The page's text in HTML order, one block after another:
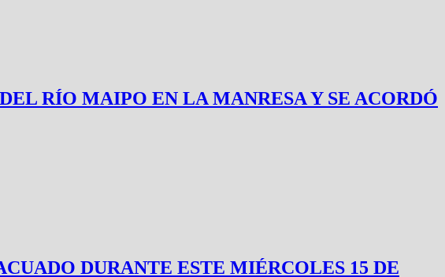
RÍO MAIPO EN LA MANRESA Y SE ACORDÓ
DURANTE ESTE MIÉRCOLES 15 DE